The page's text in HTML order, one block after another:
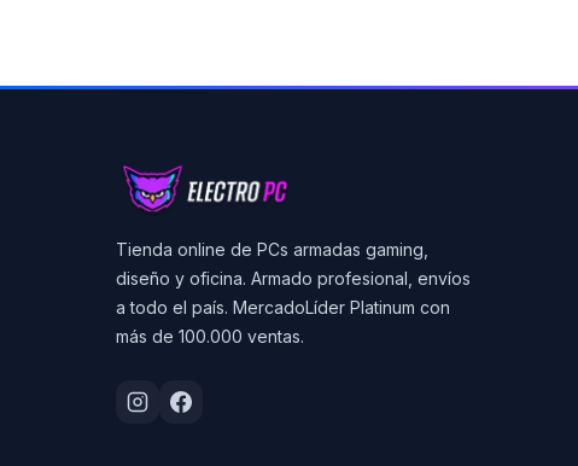
Tienda online de PCs armadas gaming,
diseño y oficina. Armado profesional, envíos
a todo el país. MercadoLíder Platinum con
más de 100.000 ventas.